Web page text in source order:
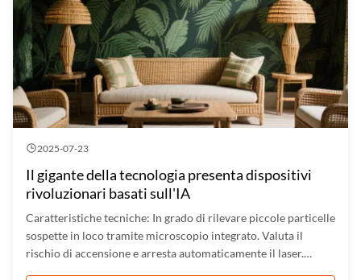
2025-07-23
Il gigante della tecnologia presenta dispositivi
rivoluzionari basati sull'IA
Caratteristiche tecniche: In grado di rilevare piccole particelle
sospette in loco tramite microscopio integrato. Valuta il
rischio di accensione e arresta automaticamente il laser.